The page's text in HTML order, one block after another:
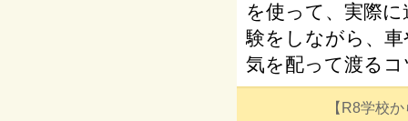
を使って、実際
験をしながら、
気を配って渡る
【R8学校